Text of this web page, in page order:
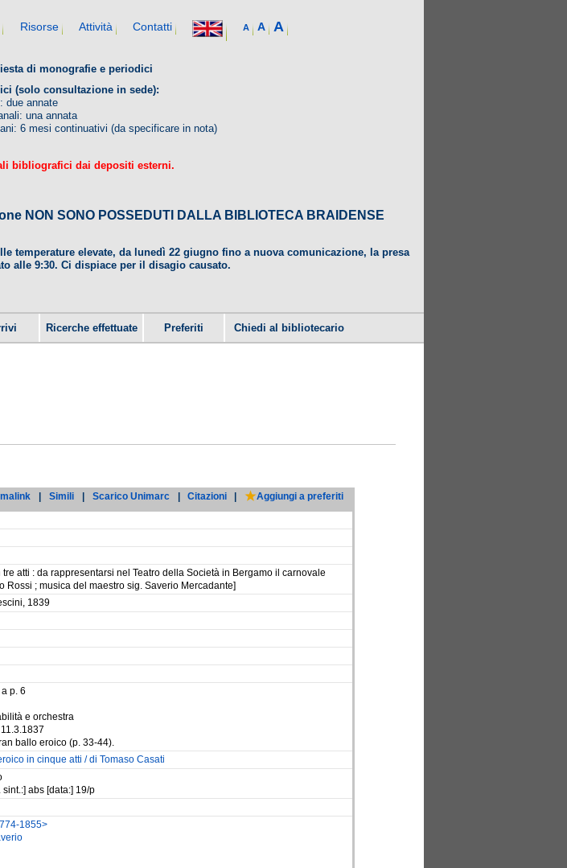
Risorse Attività Contatti A A A
di monografie e periodici
(solo consultazione in sede):
due annate
una annata
6 mesi continuativi (da specificare in nota)
bibliografici dai depositi esterni.
NON SONO POSSEDUTI DALLA BIBLIOTECA BRAIDENSE
temperature elevate, da lunedì 22 giugno fino a nuova comunicazione, la presa
alle 9:30. Ci dispiace per il disagio causato.
Ricerche effettuate Preferiti Chiedi al bibliotecario
Simili Scarico Unimarc Citazioni Aggiungi a preferiti
tre atti : da rappresentarsi nel Teatro della Società in Bergamo il carnovale
Rossi ; musica del maestro sig. Saverio Mercadante]
1839
p. 6
e orchestra
ballo eroico (p. 33-44).
in cinque atti / di Tomaso Casati
abs [data:] 19/p
1855>